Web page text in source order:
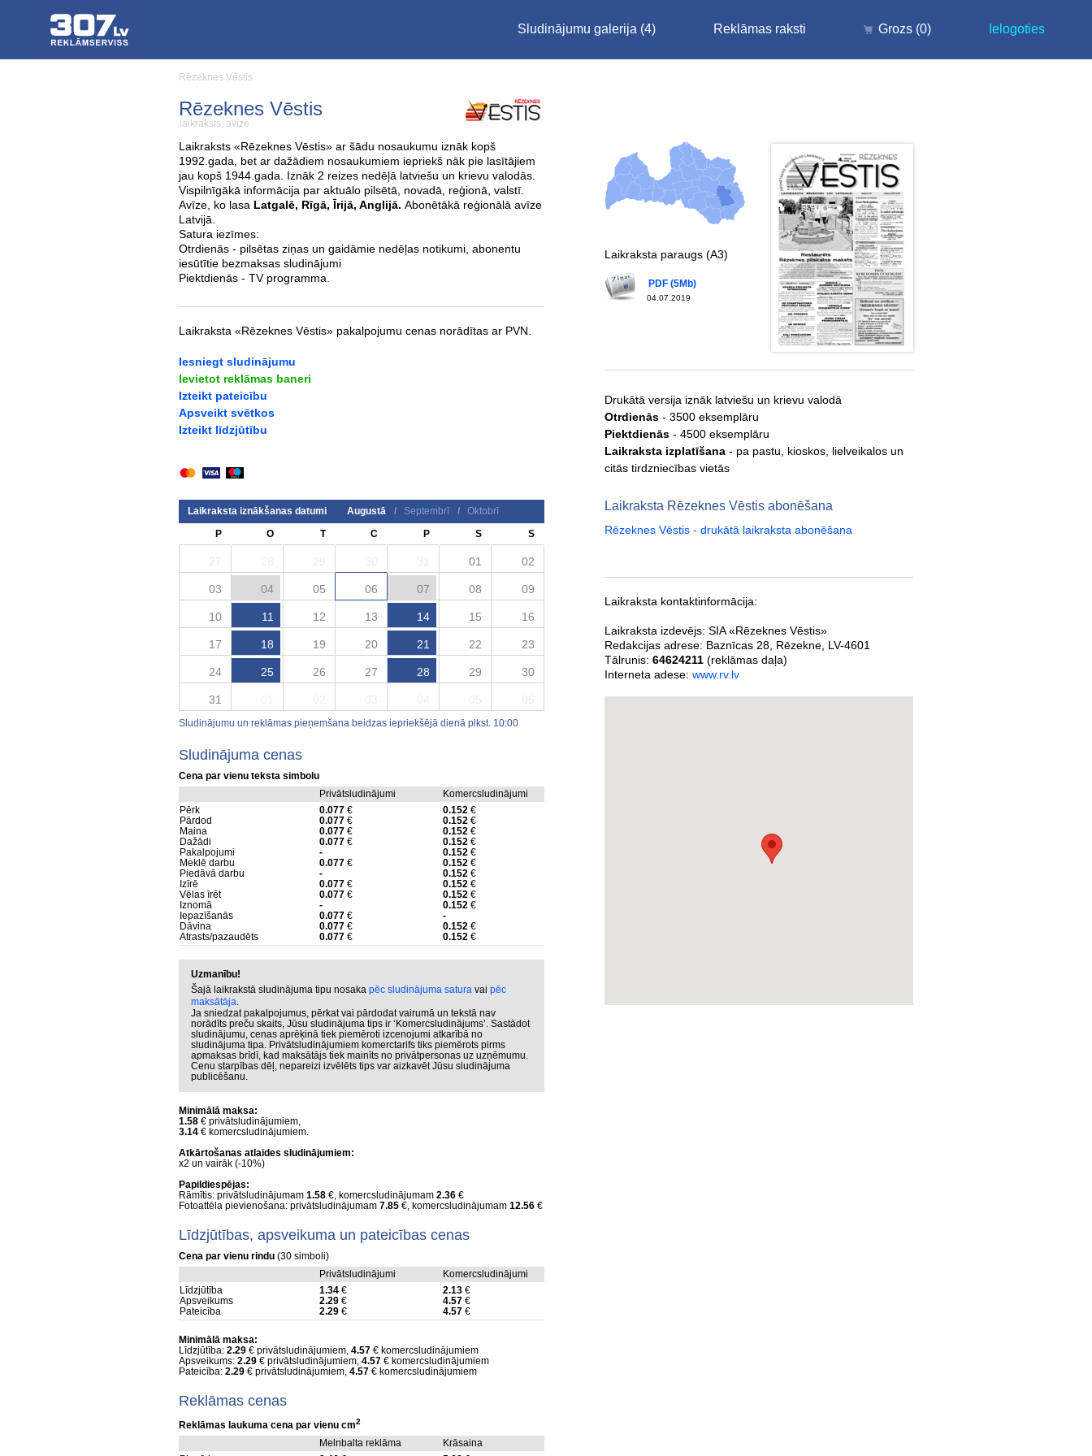
Sludinājumu galerija (4) Reklāmas raksti Grozs (0) Ielogoties
Rēzeknes Vēstis
Rēzeknes Vēstis
laikraksts, avīze
Laikraksts «Rēzeknes Vēstis» ar šādu nosaukumu iznāk kopš
1992.gada, bet ar dažādiem nosaukumiem iepriekš nāk pie lasītājiem
jau kopš 1944.gada. Iznāk 2 reizes nedēļā latviešu un krievu valodās.
Vispilnīgākā informācija par aktuālo pilsētā, novadā, reģionā, valstī.
Avīze, ko lasa Latgalē, Rīgā, Īrijā, Anglijā. Abonētākā reģionālā avīze
Latvijā.
Satura iezīmes:
Otrdienās - pilsētas ziņas un gaidāmie nedēļas notikumi, abonentu
iesūtītie bezmaksas sludinājumi
Piektdienās - TV programma.
Laikraksta «Rēzeknes Vēstis» pakalpojumu cenas norādītas ar PVN.
Iesniegt sludinājumu
Ievietot reklāmas baneri
Izteikt pateicību
Apsveikt svētkos
Izteikt līdzjūtību
Laikraksta iznākšanas datumi Augustā / Septembrī /
Oktobrī
P
O T C P S S
01 02
03 04 05 06 07 08 09
10 11 12 13 14 15 16
17 18 19 20 21 22 23
24 25 26 27 28 29 30
31
Sludinājumu un reklāmas pieņemšana beidzas iepriekšējā dienā plkst. 10:00
Sludinājuma cenas
Cena par vienu teksta simbolu
Privātsludinājumi
Komercsludinājumi
Pērk
0.077 € 0.152 €
Pārdod
0.077 € 0.152 €
Maina
0.077 € 0.152 €
Dažādi
0.077 € 0.152 €
Pakalpojumi
- 0.152 €
Meklē darbu
0.077 € 0.152 €
Piedāvā darbu
- 0.152 €
Izīrē
0.077 € 0.152 €
Vēlas īrēt
0.077 € 0.152 €
Iznomā
- 0.152 €
Iepazīšanās
0.077 €
-
Dāvina
0.077 € 0.152 €
Atrasts/pazaudēts
0.077 € 0.152 €
Uzmanību!
Šajā laikrakstā sludinājuma tipu nosaka pēc sludinājuma satura vai pēc
maksātāja.
Ja sniedzat pakalpojumus, pērkat vai pārdodat vairumā un tekstā nav
norādīts preču skaits, Jūsu sludinājuma tips ir ‘Komercsludinājums’. Sastādot
sludinājumu, cenas aprēķinā tiek piemēroti izcenojumi atkarībā no
sludinājuma tipa. Privātsludinājumiem komerctarifs tiks piemērots pirms
apmaksas brīdī, kad maksātājs tiek mainīts no privātpersonas uz uzņēmumu.
Cenu starpības dēļ, nepareizi izvēlēts tips var aizkavēt Jūsu sludinājuma
publicēšanu.
Minimālā maksa:
1.58 € privātsludinājumiem,
3.14 € komercsludinājumiem.
Atkārtošanas atlaides sludinājumiem:
x2 un vairāk (-10%)
Papildiespējas:
Rāmītis: privātsludinājumam 1.58 €, komercsludinājumam 2.36 €
Fotoattēla pievienošana: privātsludinājumam 7.85 €, komercsludinājumam 12.56 €
Līdzjūtības, apsveikuma un pateicības cenas
Cena par vienu rindu (30 simboli)
Privātsludinājumi
Komercsludinājumi
Līdzjūtība
1.34 € 2.13 €
Apsveikums
2.29 € 4.57 €
Pateicība
2.29 € 4.57 €
Minimālā maksa:
Līdzjūtība: 2.29 € privātsludinājumiem, 4.57 € komercsludinājumiem
Apsveikums: 2.29 € privātsludinājumiem, 4.57 € komercsludinājumiem
Pateicība: 2.29 € privātsludinājumiem, 4.57 € komercsludinājumiem
Reklāmas cenas
Reklāmas laukuma cena par vienu cm2
Melnbalta reklāma
Krāsaina
Laikraksta paraugs (A3)
04.07.2019
PDF (5Mb)
Drukātā versija iznāk latviešu un krievu valodā
Otrdienās - 3500 eksemplāru
Piektdienās - 4500 eksemplāru
Laikraksta izplatīšana - pa pastu, kioskos, lielveikalos un
citās tirdzniecības vietās
Laikraksta Rēzeknes Vēstis abonēšana
Rēzeknes Vēstis - drukātā laikraksta abonēšana
Laikraksta kontaktinformācija:
Laikraksta izdevējs: SIA «Rēzeknes Vēstis»
Redakcijas adrese: Baznīcas 28 Rēzekne LV-4601
Tālrunis: 64624211 (reklāmas daļa)
Interneta adese: www.rv.lv